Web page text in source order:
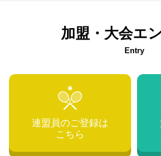
加盟・大会エ
Entry
連盟員のご登録は
こちら